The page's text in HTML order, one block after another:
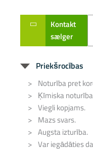
Kontakt
sælger
Priekšrocības
Noturība pret
Ķīmiska
Viegli kopjams.
Mazs svars.
Augsta izturība.
Var iegādāties